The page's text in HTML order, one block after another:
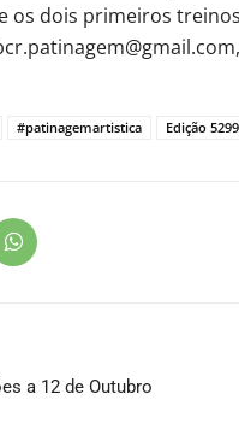
os dois primeiros
#patinagemartistica Edição 5299
a 12 de Outubro